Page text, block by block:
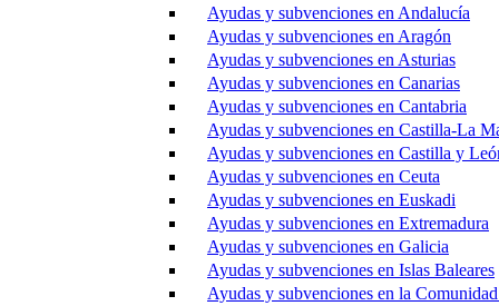
Ayudas y subvenciones en Andalucía
Ayudas y subvenciones en Aragón
Ayudas y subvenciones en Asturias
Ayudas y subvenciones en Canarias
Ayudas y subvenciones en Cantabria
Ayudas y subvenciones en Castilla-La
Ayudas y subvenciones en Castilla y
Ayudas y subvenciones en Ceuta
Ayudas y subvenciones en Euskadi
Ayudas y subvenciones en Extremadura
Ayudas y subvenciones en Galicia
Ayudas y subvenciones en Islas Baleares
Ayudas y subvenciones en la